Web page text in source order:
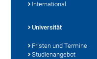
International
Universität
Fristen und Termine
Studienangebot